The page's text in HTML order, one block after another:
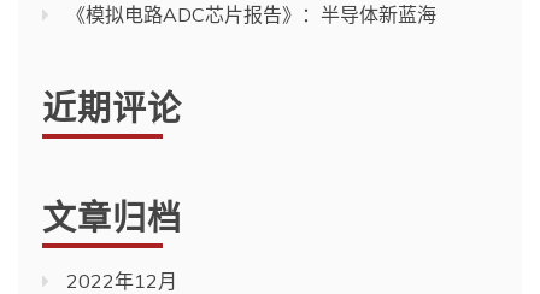
《模拟电路ADC芯片报告》：半导体新蓝海
近期评论
文章归档
2022年12月